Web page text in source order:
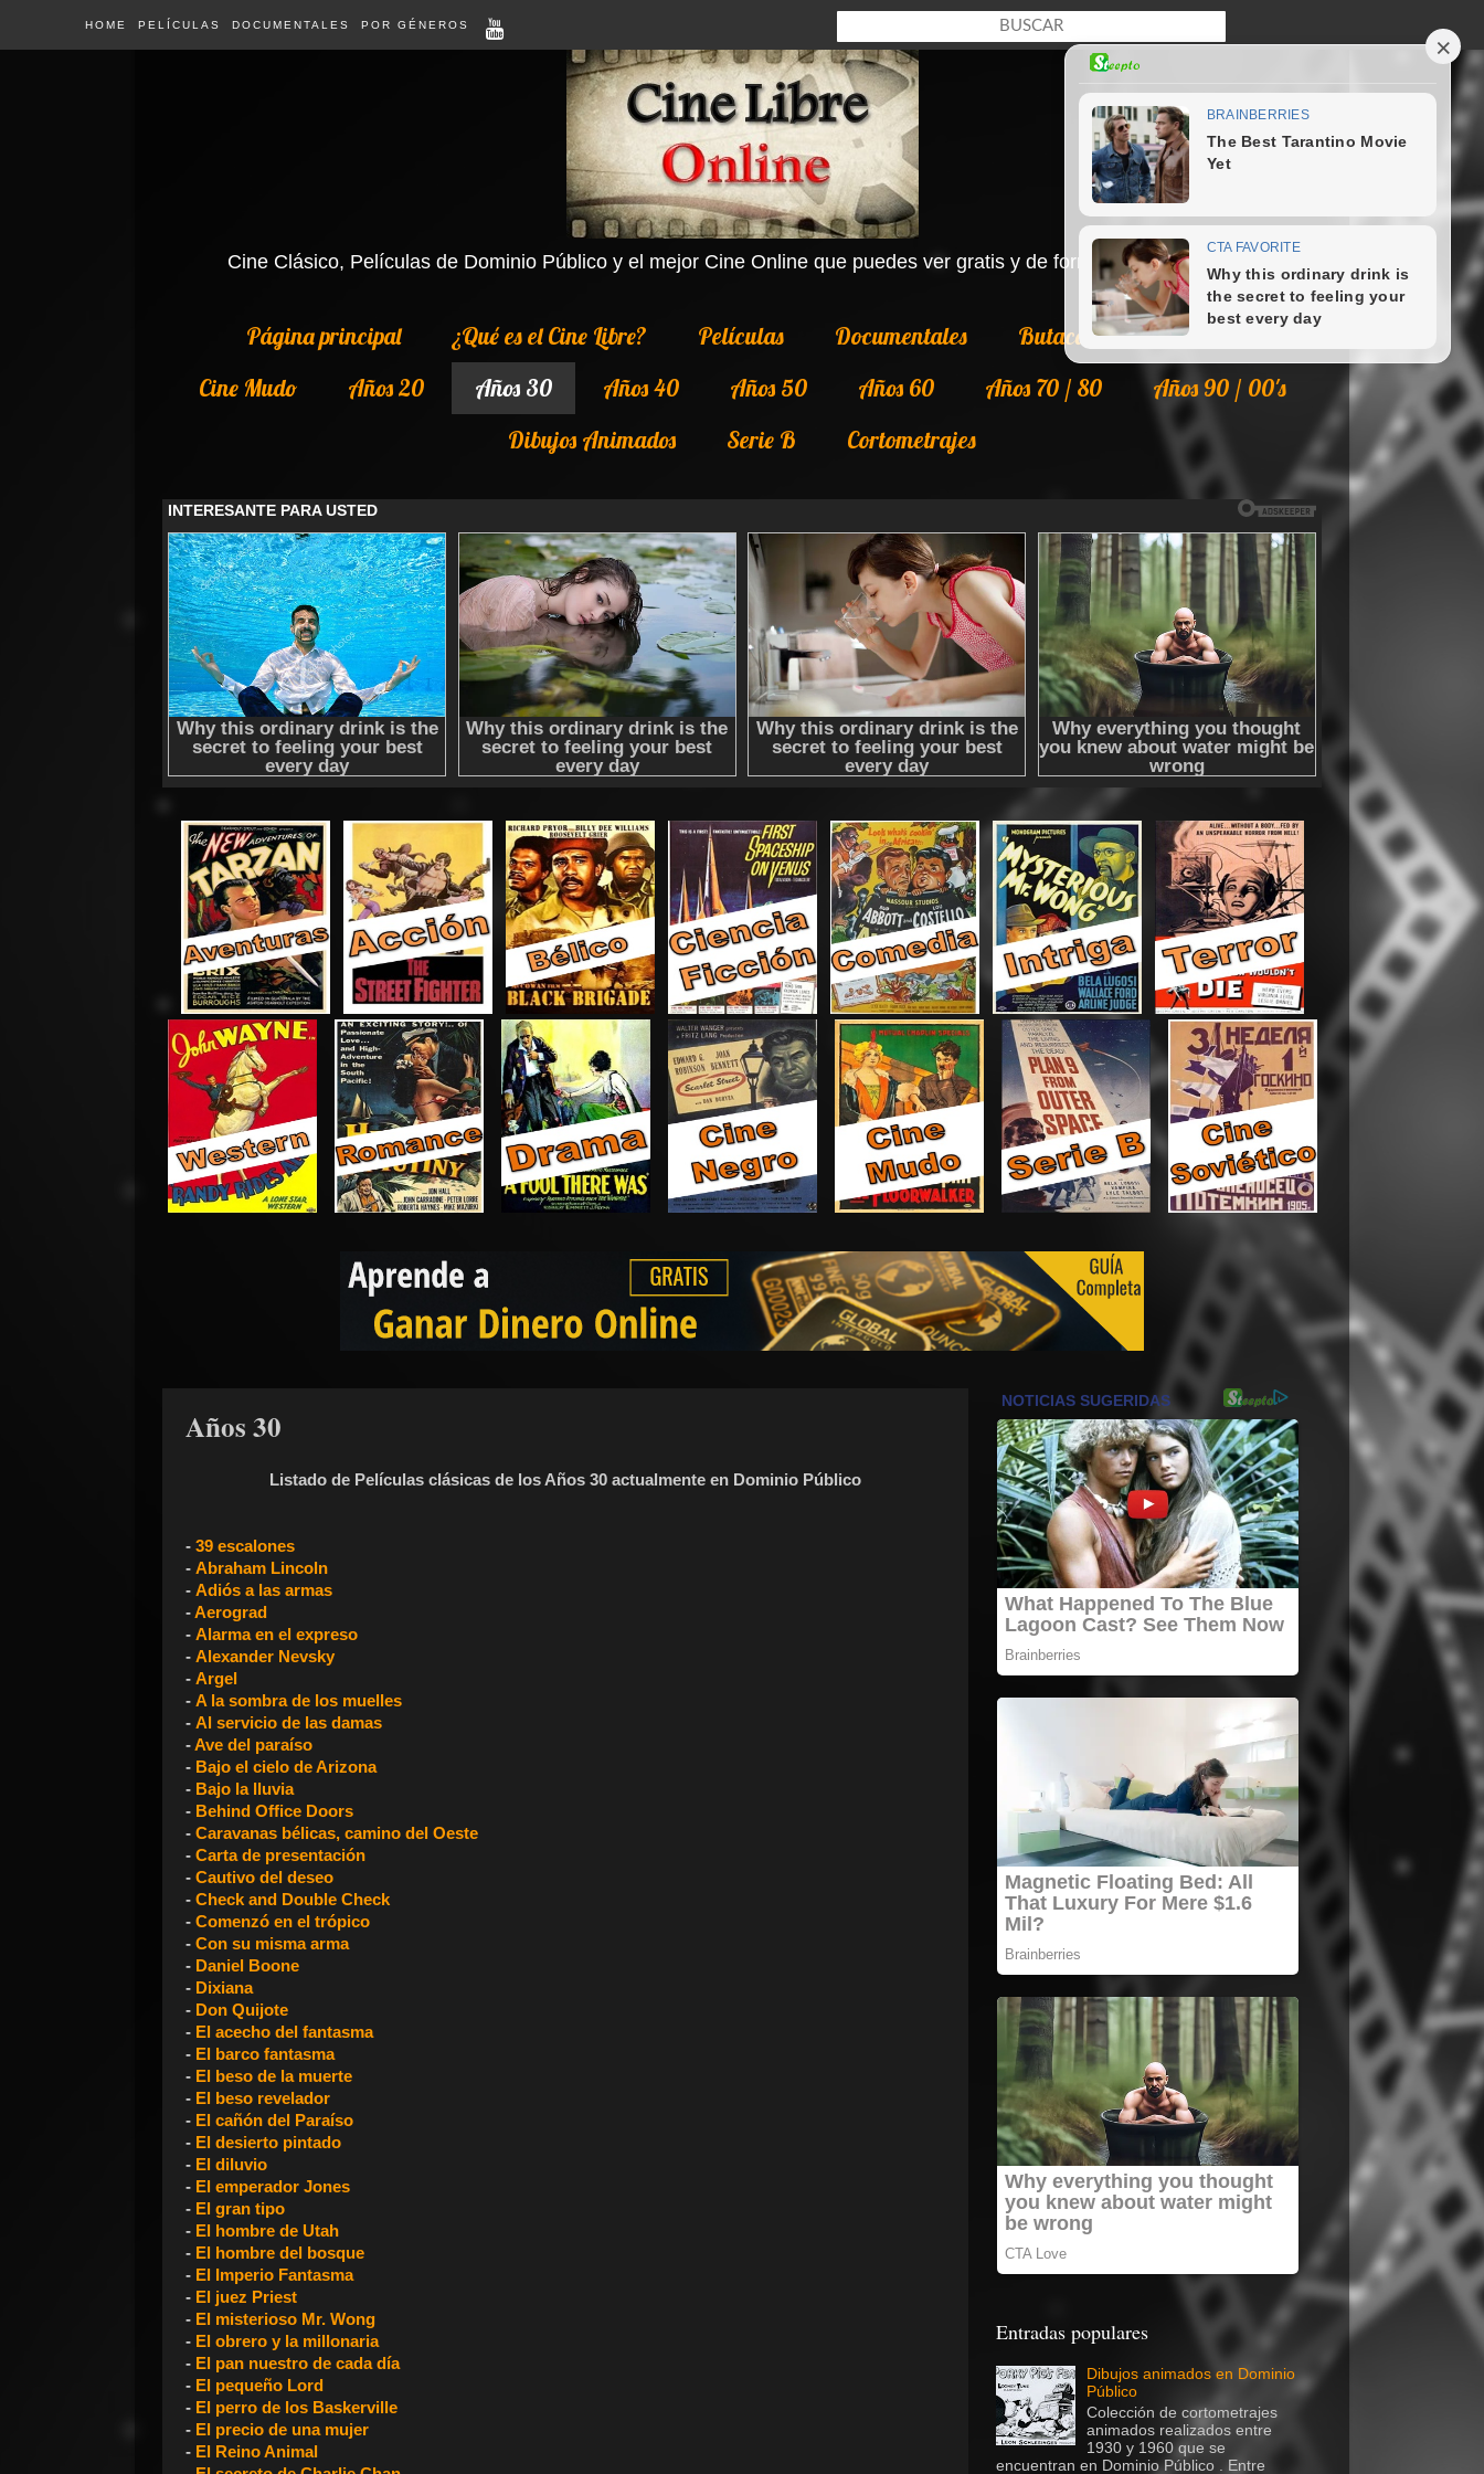
HOME PELÍCULAS DOCUMENTALES POR GÉNEROS
Cine Clásico, Películas de Dominio Público y el mejor Cine Online que puedes ver gratis y de forma legal en Internet.
Página principal ¿Qué es el Cine Libre? Películas Documentales Butaca
Colecciones
Cine Mudo
Años 20 Años 30 Años 40 Años 50 Años 60 Años 70 / 80
Años 90 / 00's
Dibujos Animados
Serie B Cortometrajes
Años 30
Listado de Películas clásicas de los Años 30 actualmente en Dominio Público
- 39 escalones
- Abraham Lincoln
- Adiós a las armas
-Aerograd
- Alarma en el expreso
- Alexander Nevsky
- Argel
- A la sombra de los muelles
- Al servicio de las damas
-Ave del paraíso
- Bajo el cielo de Arizona
- Bajo la lluvia
- Behind Office Doors
- Caravanas bélicas, camino del Oeste
- Carta de presentación
- Cautivo del deseo
- Check and Double Check
- Comenzó en el trópico
- Con su misma arma
- Daniel Boone
- Dixiana
- Don Quijote
- El acecho del fantasma
- El barco fantasma
- El beso de la muerte
- El beso revelador
- El cañón del Paraíso
- El desierto pintado
- El diluvio
- El emperador Jones
- El gran tipo
- El hombre de Utah
- El hombre del bosque
- El Imperio Fantasma
- El juez Priest
- El misterioso Mr. Wong
- El obrero y la millonaria
- El pan nuestro de cada día
- El pequeño Lord
- El perro de los Baskerville
- El precio de una mujer
- El Reino Animal
Entradas populares
Dibujos animados en Dominio
Público
Colección de cortometrajes
animados realizados entre
1930 y 1960 que se
encuentran en Dominio Público . Entre